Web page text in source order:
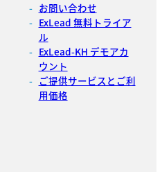
お問い合わせ
ExLead 無料トライア
ル
ExLead-KH デモアカ
ウント
ご提供サービスとご利
用価格